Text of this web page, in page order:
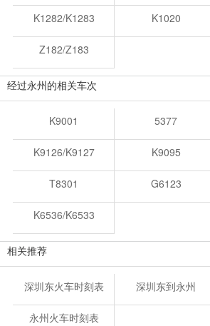
K1282/K1283 K1020
Z182/Z183
经过永州的相关车次
K9001 5377
K9126/K9127 K9095
T8301 G6123
K6536/K6533
相关推荐
深圳东火车时刻表 深圳东到永州
永州火车时刻表